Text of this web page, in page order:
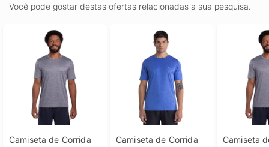
Você pode gostar destas ofertas relacionadas a sua pesquisa.
Camiseta de Corrida
Camiseta de Corrida
Camiseta